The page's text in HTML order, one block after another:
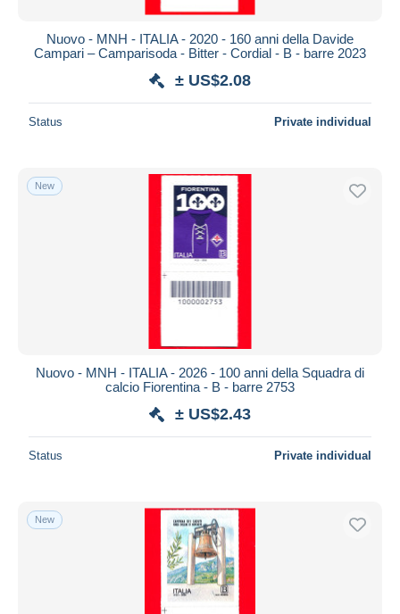
Maestro
Seller's residence
Entire world
Submit
Nuovo - MNH - ITALIA - 2020 - 160 anni della Davide
Campari – Camparisoda - Bitter - Cordial - B - barre 2023
± US$2.08
Status Private individual
New
Nuovo - MNH - ITALIA - 2026 - 100 anni della Squadra di
calcio Fiorentina - B - barre 2753
± US$2.43
Status Private individual
New